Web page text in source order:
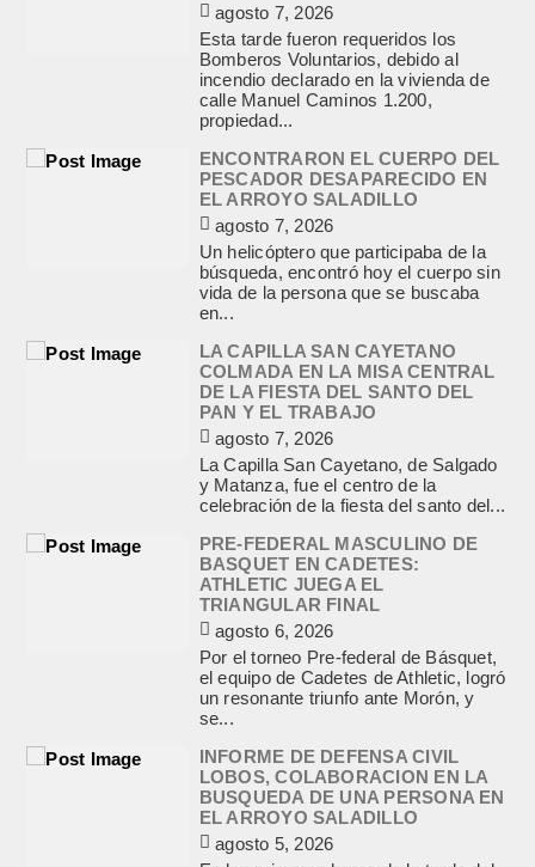
agosto 7, 2026
Esta tarde fueron requeridos los
Bomberos Voluntarios, debido al
incendio declarado en la vivienda de
calle Manuel Caminos 1.200,
propiedad...
ENCONTRARON EL CUERPO DEL
PESCADOR DESAPARECIDO EN
EL ARROYO SALADILLO
agosto 7, 2026
Un helicóptero que participaba de la
búsqueda, encontró hoy el cuerpo sin
vida de la persona que se buscaba
en...
LA CAPILLA SAN CAYETANO
COLMADA EN LA MISA CENTRAL
DE LA FIESTA DEL SANTO DEL
PAN Y EL TRABAJO
agosto 7, 2026
La Capilla San Cayetano, de Salgado
y Matanza, fue el centro de la
celebración de la fiesta del santo del...
PRE-FEDERAL MASCULINO DE
BASQUET EN CADETES:
ATHLETIC JUEGA EL
TRIANGULAR FINAL
agosto 6, 2026
Por el torneo Pre-federal de Básquet,
el equipo de Cadetes de Athletic, logró
un resonante triunfo ante Morón, y
se...
INFORME DE DEFENSA CIVIL
LOBOS, COLABORACION EN LA
BUSQUEDA DE UNA PERSONA EN
EL ARROYO SALADILLO
agosto 5, 2026